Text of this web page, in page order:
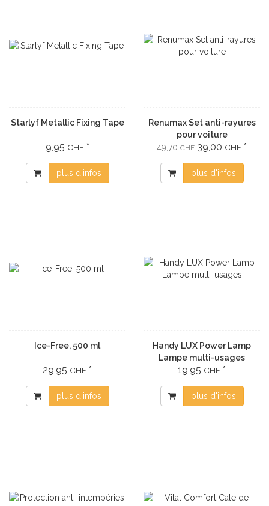
Starlyf Metallic Fixing Tape
9,95 CHF*
plus d'infos
Renumax Set anti-rayures
pour voiture
49,70CHF 39,00 CHF *
plus d'infos
Ice-Free, 500 ml
29,95 CHF *
plus d'infos
Handy LUX Power Lamp
Lampe multi-usages
19,95 CHF *
plus d'infos